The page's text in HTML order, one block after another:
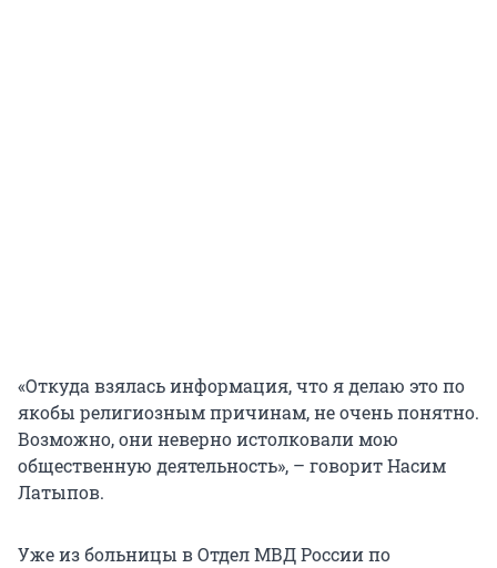
«Откуда взялась информация, что я делаю это по
якобы религиозным причинам, не очень понятно.
Возможно, они неверно истолковали мою
общественную деятельность», – говорит Насим
Латыпов.
Уже из больницы в Отдел МВД России по